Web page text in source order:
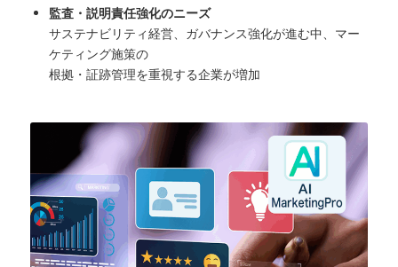
監査・説明責任強化のニーズ
サステナビリティ経営、ガバナンス強化が進む中、マー
ケティング施策の
根拠・証跡管理を重視する企業が増加